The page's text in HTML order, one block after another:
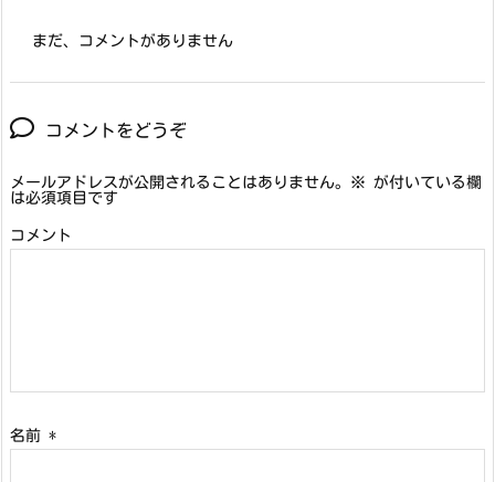
まだ、コメントがありません
コメントをどうぞ
メールアドレスが公開されることはありません。 ※ が付いている欄
は必須項目です
コメント
名前 *